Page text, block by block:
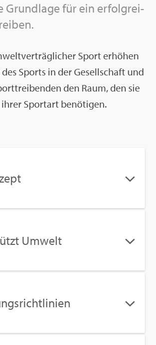
Grund­la­ge für ein er­folg­rei­
Sport er­hö­hen
Sports in der Ge­sell­schaft und
den Raum, den sie
Sport­art be­nö­ti­gen.
Um­welt